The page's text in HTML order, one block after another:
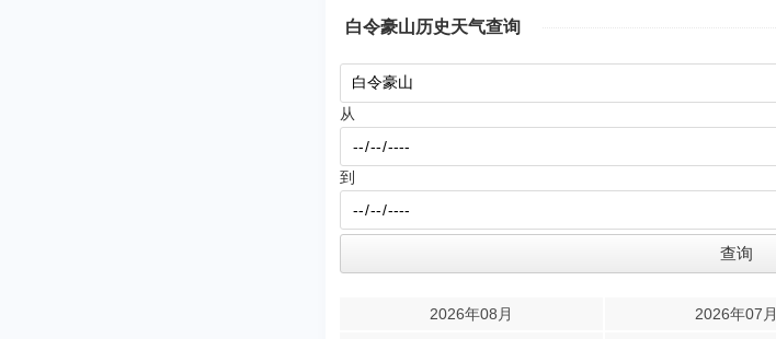
白令豪山历史天气查询
从
到
2026年08月 2026年07月